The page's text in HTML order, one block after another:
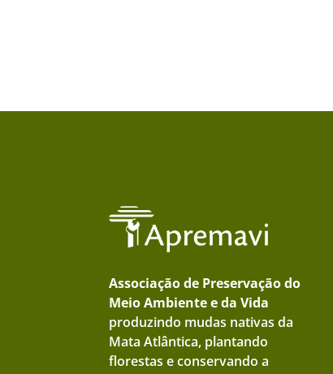
Associação de Preservação do
Meio Ambiente e da Vida
produzindo mudas nativas da
Mata Atlântica, plantando
florestas e conservando a